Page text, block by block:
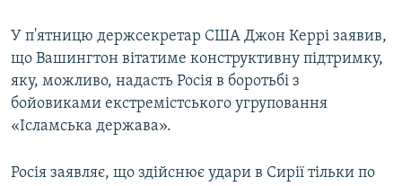
У п'ятницю держсекретар США Джон Керрі заявив,
що Вашингтон вітатиме конструктивну підтримку,
яку, можливо, надасть Росія в боротьбі з
бойовиками екстремістського угруповання
«Ісламська держава».
Росія заявляє, що здійснює удари в Сирії тільки по